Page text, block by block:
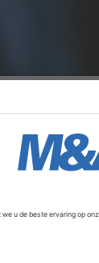
zo
in
en zakelijke
groei.